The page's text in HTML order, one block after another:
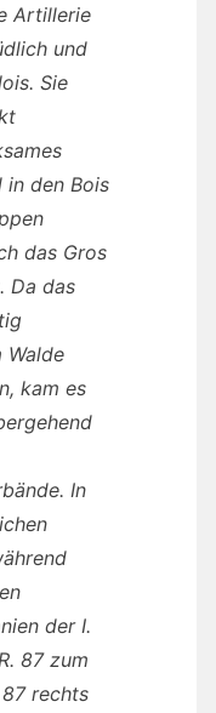
Artillerie
und
Sie
in den Bois
das Gros
Da das
Walde
kam es
In
der I.
87 zum
rechts